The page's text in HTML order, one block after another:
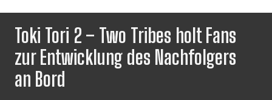
Toki Tori 2 – Two Tribes holt Fans
zur Entwicklung des Nachfolgers
an Bord